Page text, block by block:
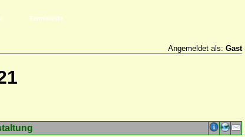
Terminliste
Angemeldet als: Gast